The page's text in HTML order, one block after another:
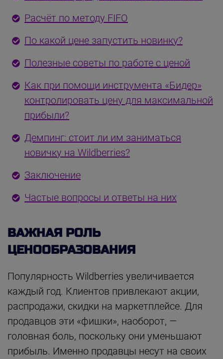
Расчёт по методу FIFO
По какой цене запустить новинку?
Полезные советы по работе с ценой
Как при помощи инструмента «Бидер»
контролировать цену для максимальной
прибыли?
Демпинг: стоит ли им заниматься
новичку на Wildberries?
Заключение
Частые вопросы и ответы на них
ВАЖНАЯ РОЛЬ
ЦЕНООБРАЗОВАНИЯ
Популярность Wildberries увеличивается
каждый год. Клиентов привлекают акции,
распродажи, скидки на маркетплейсе. Для
продавцов эти «фишки», наоборот, —
головная боль, поскольку они уменьшают
прибыль. Именно продавцы несут на своих